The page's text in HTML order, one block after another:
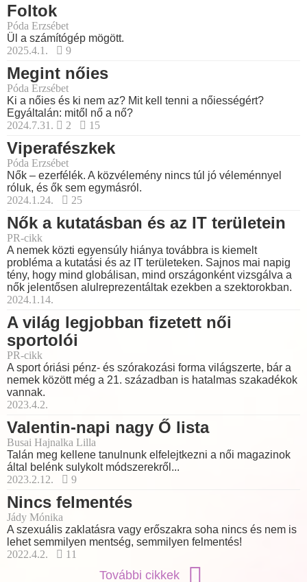
Foltok
Póda Erzsébet
Ül a számítógép mögött.
2025.4.1.
9
Megint nőies
Póda Erzsébet
Ki a nőies és ki nem az? Mit kell tenni a nőiességért?
Egyáltalán: mitől nő a nő?
2024.7.31.
2 15
Viperafészkek
Póda Erzsébet
Nők – ezerfélék. A közvélemény nincs túl jó véleménnyel
róluk, és ők sem egymásról.
2024.1.24.
25
Nők a kutatásban és az IT területein
PR-cikk
A nemek közti egyensúly hiánya továbbra is kiemelt
probléma a kutatási és az IT területeken. Sajnos mai napig
tény, hogy mind globálisan, mind országonként vizsgálva a
nők jelentősen alulreprezentáltak ezekben a szektorokban.
2024.1.14.
A világ legjobban fizetett női
sportolói
PR-cikk
A sport óriási pénz- és szórakozási forma világszerte, bár a
nemek között még a 21. században is hatalmas szakadékok
vannak.
2023.4.2.
Valentin-napi nagy Ő lista
Busai Hajnalka Lilla
Talán meg kellene tanulnunk elfelejtkezni a női magazinok
által belénk sulykolt módszerekről...
2023.2.12.
9
Nincs felmentés
Jády Mónika
A szexuális zaklatásra vagy erőszakra soha nincs és nem is
lehet semmilyen mentség, semmilyen felmentés!
2022.4.2.
11
További cikkek